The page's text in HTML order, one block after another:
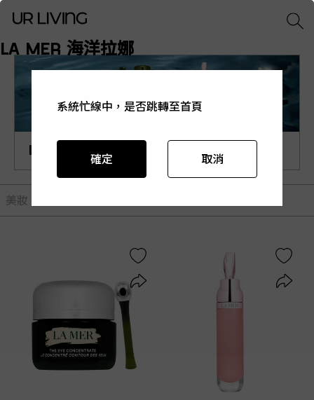
LA MER 海洋拉娜
LA MER 海洋拉娜
美妝
系統忙線中，是否跳轉至首頁
確定 取消
系統忙線中，是否跳轉至首頁
確定 取消
系統忙線中，是否跳轉至首頁
確定 取消
系統忙線中，是否跳轉至首頁
確定 取消
系統忙線中，是否跳轉至首頁
確定 取消